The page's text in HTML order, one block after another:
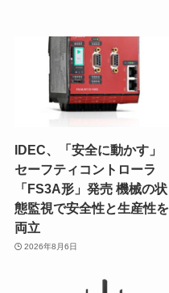
IDEC、「安全に動かす」
セーフティコントローラ
「FS3A形」発売 機械の状
態監視で安全性と生産性を
両立
2026年8月6日